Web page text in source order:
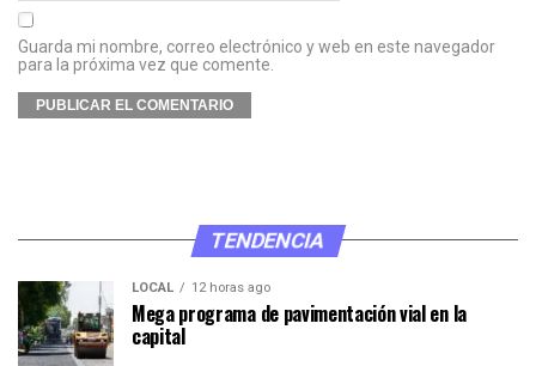
Guarda mi nombre, correo electrónico y web en este navegador
para la próxima vez que comente.
TENDENCIA
LOCAL 12 horas ago
Mega programa de pavimentación vial en la
capital